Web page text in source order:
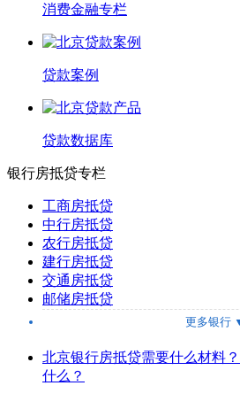
消费金融专栏
贷款案例
贷款数据库
银行房抵贷专栏
工商房抵贷
中行房抵贷
农行房抵贷
建行房抵贷
交通房抵贷
邮储房抵贷
更多银行
北京银行房抵贷需要什么材料
什么？